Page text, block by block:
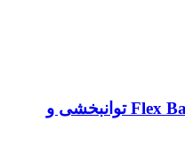
فلکس بار تایوان مگافیتنس | Flex Bar توانبخشی و